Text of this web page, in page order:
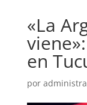
«La
en
por